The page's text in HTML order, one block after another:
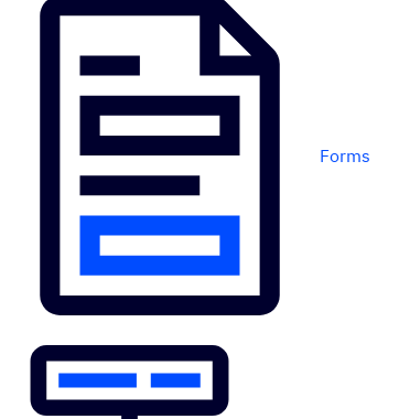
Forms